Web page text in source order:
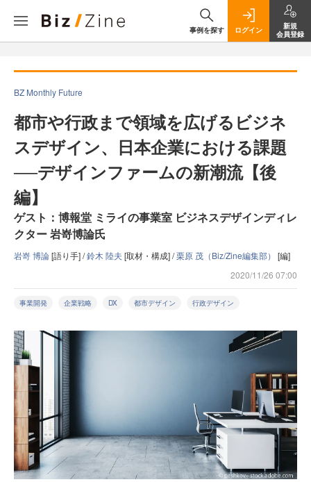
事例を探す ログイン
新規
会員登録
BZ Monthly Future
都市や行政まで領域を広げるビジネ
スデザイン、日本企業における課題
──デザインファームの新潮流【後
編】
ゲスト：博報堂 ミライの事業室 ビジネスデザインディレ
クター 岩嵜博論氏
岩嵜 博論[語り手] /鈴木 陸夫 [取材・構成] /栗原 茂（Biz/Zine編集部） [編]
2020/11/26 07:00
事業開発 企業戦略 DX 都市デザイン 行政デザイン